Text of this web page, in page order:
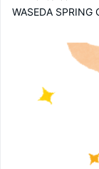
WASEDA